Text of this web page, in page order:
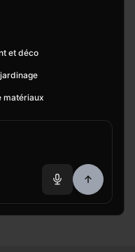
et déco
matériaux